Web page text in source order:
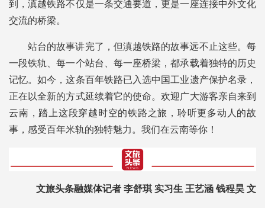
到，滇越铁路不仅是一条交通要道，更是一座连接中外文化
交流的桥梁。
站台的故事讲完了，但滇越铁路的故事远不止这些。每
一段铁轨、每一个站台、每一座桥梁，都承载着独特的历史
记忆。如今，这条百年铁路已入选中国工业遗产保护名录，
正在以全新的方式延续着它的使命。欢迎广大游客亲自来到
云南，踏上这段穿越时空的铁路之旅，聆听更多动人的故
事，感受百年米轨的独特魅力。我们在云南等你！
文旅头条融媒体记者 李舒琪 实习生 王艺涵 钱程昊 文